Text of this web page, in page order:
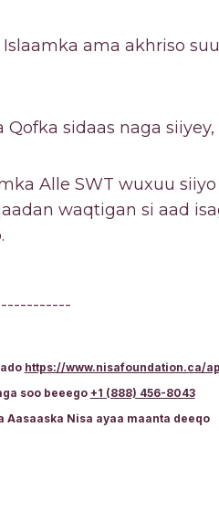
ama akhriso
sidaas naga
Alle SWT wuxuu
waqtigan si aad
https://www.nisafoundation.ca/
soo beeego+1 (888) 456-8043
Nisa ayaa maanta deeqo